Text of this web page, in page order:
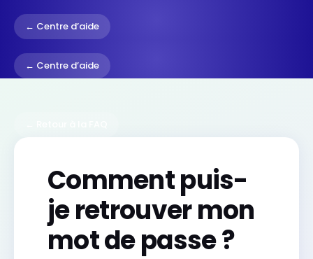
← Centre d’aide
← Centre d’aide
Comment puis-
je retrouver mon
mot de passe ?